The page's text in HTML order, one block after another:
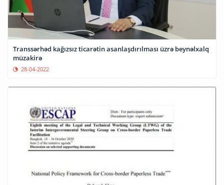
Transsərhəd kağızsız ticarətin asanlaşdırılması üzrə beynəlxalq
müzakirə
28-04-2022